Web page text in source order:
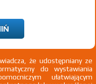
Rx-z
że udostępniany ze
do wystawiania
ułatwiającym